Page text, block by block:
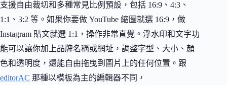
支援自由裁切和多種常見比例預設，包括 16:9、4:3、
1:1、3:2 等。如果你要做 YouTube 縮圖就選 16:9，做
Instagram 貼文就選 1:1，操作非常直覺。浮水印和文字功
能可以讓你加上品牌名稱或網址，調整字型、大小、顏
色和透明度，還能自由拖曳到圖片上的任何位置。跟
editorAC 那種以模板為主的編輯器不同，